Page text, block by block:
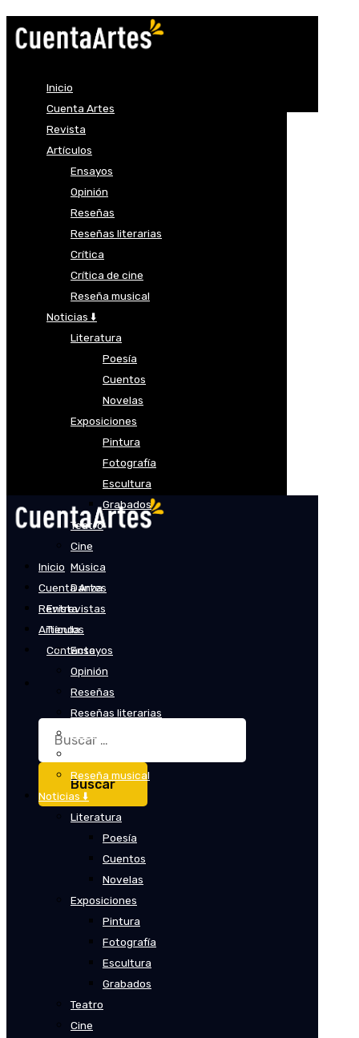
Inicio
Cuenta Artes
Revista
Artículos
Ensayos
Opinión
Reseñas
Reseñas literarias
Crítica
Crítica de cine
Reseña musical
Noticias ⬇️
Literatura
Poesía
Cuentos
Novelas
Exposiciones
Pintura
Fotografía
Escultura
Grabados
Teatro
Cine
Música
Danza
Entrevistas
Tienda
Contacto
Buscar:
Inicio
Cuenta Artes
Revista
Artículos
Ensayos
Opinión
Reseñas
Reseñas literarias
Reseña musical
Noticias ⬇️
Literatura
Poesía
Cuentos
Novelas
Exposiciones
Pintura
Fotografía
Escultura
Grabados
Teatro
Cine